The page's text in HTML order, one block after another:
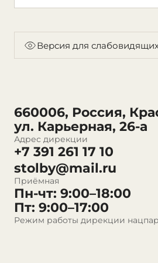
Версия для
660006, Россия,
ул. Карьерная, 26-а
Адрес дирекции
+7 391 261 17 10
stolby@mail.ru
Приёмная
Пн-чт: 9:00–18:00
Пт: 9:00–17:00
Режим работы дирекции